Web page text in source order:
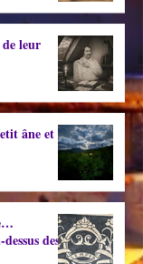
de leur
âne et
des